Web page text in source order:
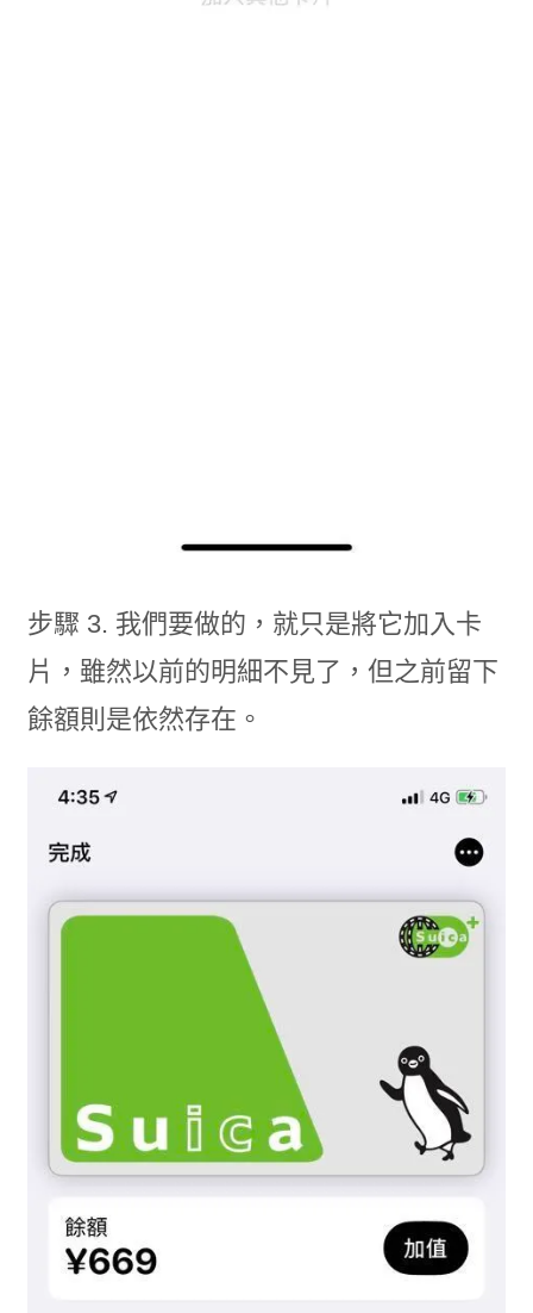
步驟 3. 我們要做的，就只是將它加入卡
片，雖然以前的明細不見了，但之前留下
餘額則是依然存在。